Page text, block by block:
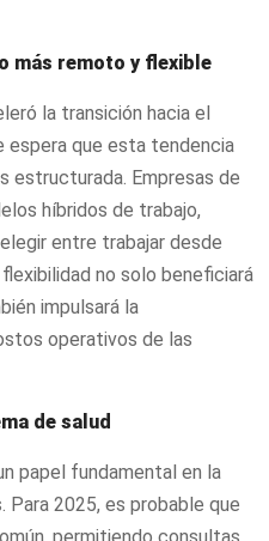
más remoto y flexible
la transición hacia el
espera que esta tendencia
estructurada. Empresas de
híbridos de trabajo,
entre trabajar desde
no solo beneficiará
impulsará la
operativos de las
de salud
papel fundamental en la
Para 2025, es probable que